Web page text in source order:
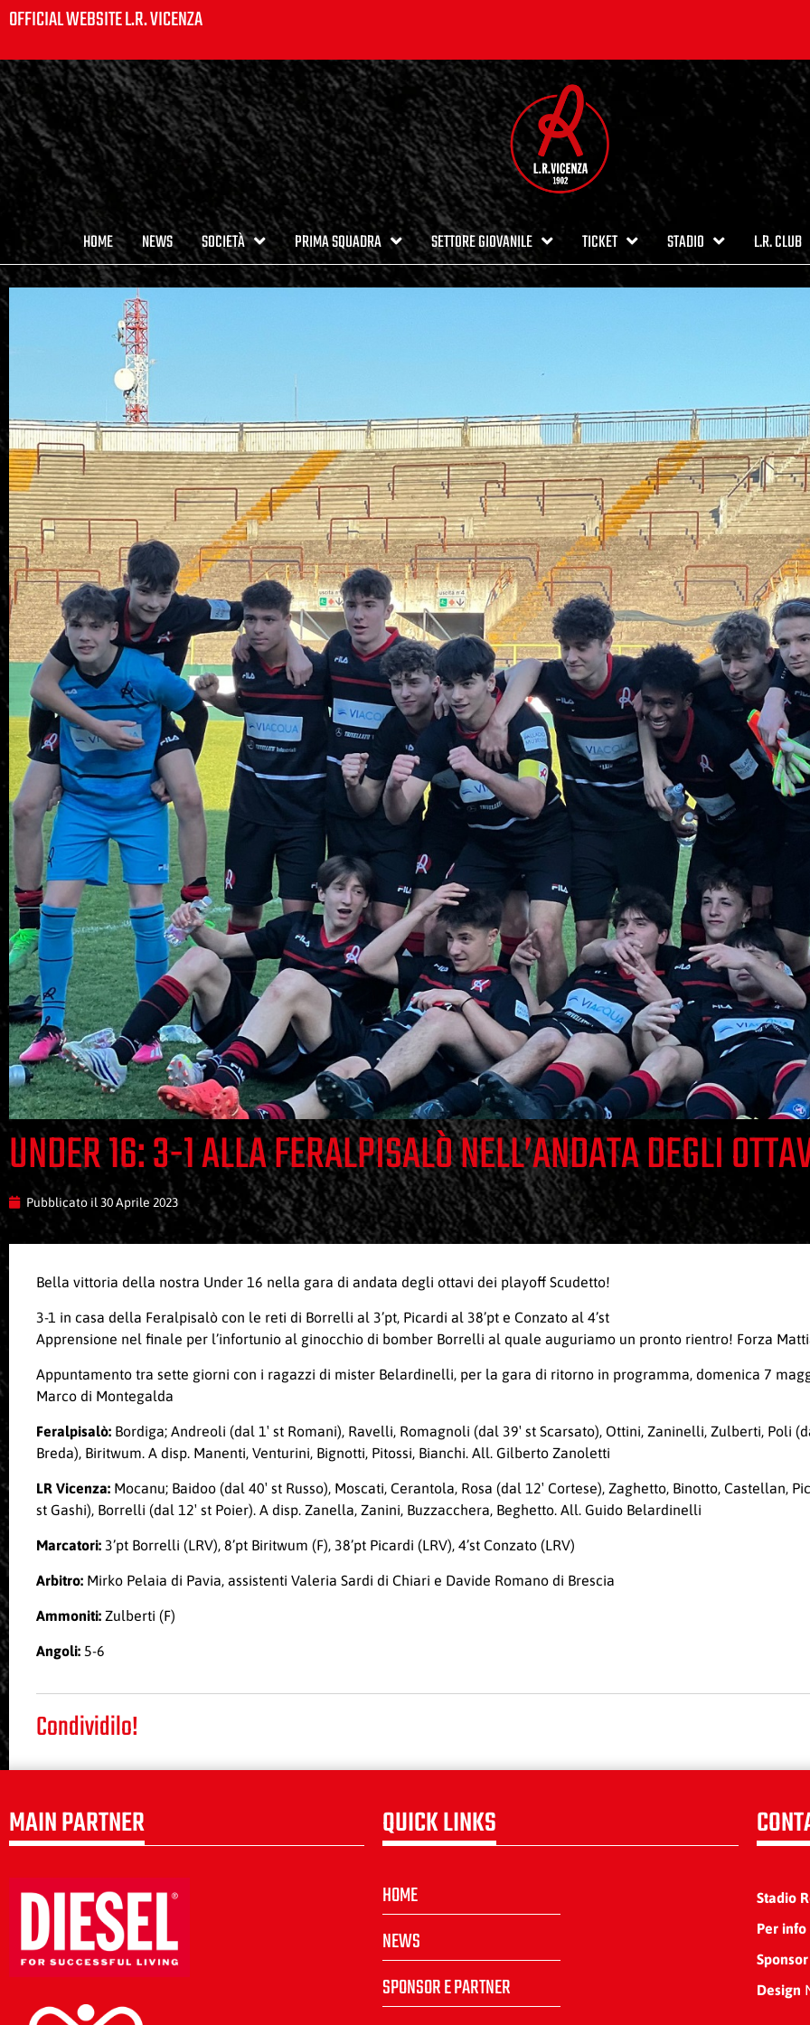
OFFICIAL WEBSITE L.R. VICENZA
HOME NEWS SOCIETÀ PRIMA SQUADRA SETTORE GIOVANILE TICKET STADIO L.R. CLUB
UNDER 16: 3-1 ALLA FERALPISALÒ NELL’ANDATA DEGLI
Pubblicato il 30 Aprile 2023
Bella vittoria della nostra Under 16 nella gara di andata degli ottavi dei playoff Scudetto!
3-1 in casa della Feralpisalò con le reti di Borrelli al 3’pt, Picardi al 38’pt e Conzato al 4’st
Apprensione nel finale per l’infortunio al ginocchio di bomber Borrelli al quale auguriamo un pronto rientro! Forza
Appuntamento tra sette giorni con i ragazzi di mister Belardinelli, per la gara di ritorno in programma, domenica 7
Marco di Montegalda
Feralpisalò: Bordiga; Andreoli (dal 1′ st Romani), Ravelli, Romagnoli (dal 39′ st Scarsato), Ottini, Zaninelli, Zulberti, Poli
Breda), Biritwum. A disp. Manenti, Venturini, Bignotti, Pitossi, Bianchi. All. Gilberto Zanoletti
LR Vicenza: Mocanu; Baidoo (dal 40′ st Russo), Moscati, Cerantola, Rosa (dal 12′ Cortese), Zaghetto, Binotto, Castellan,
st Gashi), Borrelli (dal 12′ st Poier). A disp. Zanella, Zanini, Buzzacchera, Beghetto. All. Guido Belardinelli
Marcatori: 3’pt Borrelli (LRV), 8’pt Biritwum (F), 38’pt Picardi (LRV), 4’st Conzato (LRV)
Arbitro: Mirko Pelaia di Pavia, assistenti Valeria Sardi di Chiari e Davide Romano di Brescia
Ammoniti: Zulberti (F)
Angoli: 5-6
Condividilo!
MAIN PARTNER QUICK LINKS
HOME
NEWS
SPONSOR E PARTNER
Stadio
Per info
Design